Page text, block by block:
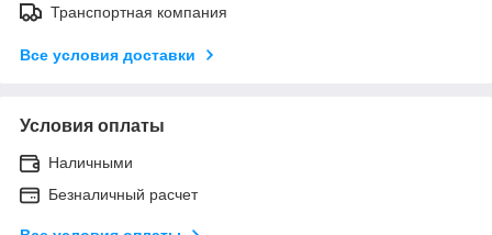
Транспортная компания
Все условия доставки
Условия оплаты
Наличными
Безналичный расчет